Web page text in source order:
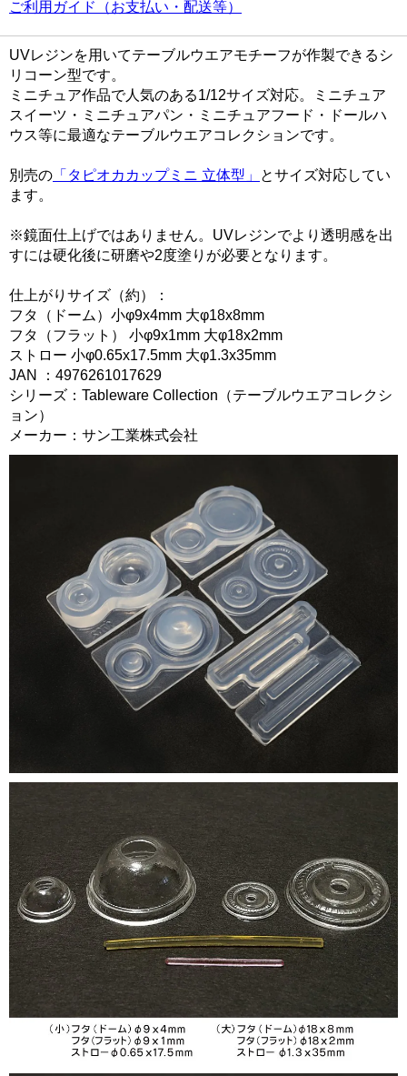
ご利用ガイド（お支払い・配送等）
UVレジンを用いてテーブルウエアモチーフが作製できるシ
リコーン型です。
ミニチュア作品で人気のある1/12サイズ対応。ミニチュア
スイーツ・ミニチュアパン・ミニチュアフード・ドールハ
ウス等に最適なテーブルウエアコレクションです。
別売の 「タピオカカップミニ 立体型」
とサイズ対応してい
ます。
※鏡面仕上げではありません。UVレジンでより透明感を出
すには硬化後に研磨や2度塗りが必要となります。
仕上がりサイズ（約）：
フタ（ドーム）小φ9x4mm 大φ18x8mm
フタ（フラット） 小φ9x1mm 大φ18x2mm
ストロー 小φ0.65x17.5mm 大φ1.3x35mm
JAN ：4976261017629
シリーズ：Tableware Collection（テーブルウエアコレクシ
ョン）
メーカー：サン工業株式会社